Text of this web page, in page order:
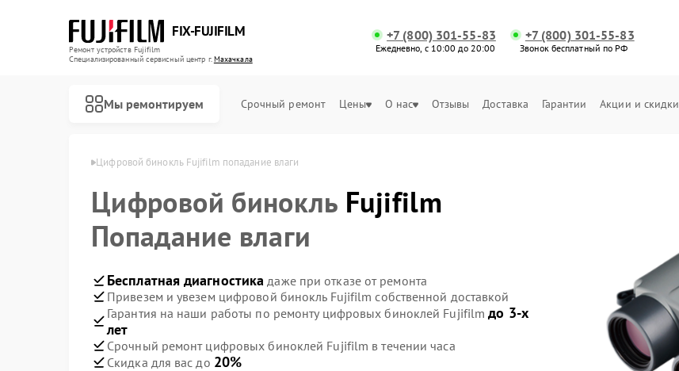
FIX-FUJIFILM
Ремонт устройств Fujifilm
Специализированный cервисный центр г.Махачкала
+7 (800) 301-55-83
Ежедневно, с 10:00 до 20:00
+7 (800) 301-55-83
Звонок бесплатный по РФ
Мы ремонтируем Срочный ремонт Цены О нас Отзывы Доставка Гарантии Акции и скидки
в Махачкале Цифровой бинокль Fujifilm попадание влаги
Цифровой бинокль Fujifilm
Попадание влаги
Бесплатная диагностика даже при отказе от ремонта
Привезем и увезем цифровой бинокль Fujifilm собственной доставкой
Гарантия на наши работы по ремонту цифровых биноклей Fujifilmдо 3-х
лет
Срочный ремонт цифровых биноклей Fujifilm в течении часа
Скидка для вас до 20%